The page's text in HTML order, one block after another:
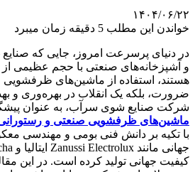
۱۴۰۴/۰۶/۲۲
خواندن این مطلب 5 دقیقه زمان میبرد
در دنیای پرسرعت امروز، جایی که صنایع
و آشپزخانه‌های صنعتی با حجم عظیمی
هستند، استفاده از ماشین‌های ظرفشویی
ضرورت، بلکه یک انقلاب در بهره‌وری و
شرکت صنایع شوی سرآب، به عنوان
ماشین‌های ظرفشویی صنعتی و
با تکیه بر دانش فنی بومی و مهندسی
کیفیت جهانی تولید کرده است. در این